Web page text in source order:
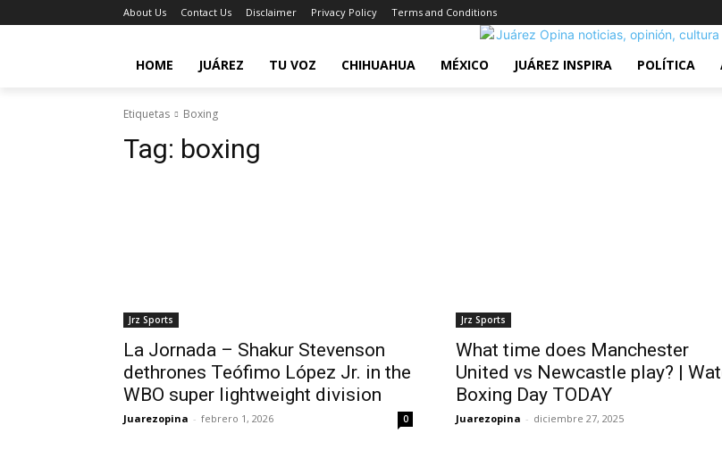
About Us Contact Us Disclaimer Privacy Policy Terms and Conditions
HOME JUÁREZ TU VOZ CHIHUAHUA MÉXICO JUÁREZ INSPIRA POLÍTICA
Etiquetas Boxing
Tag: boxing
Jrz Sports
La Jornada – Shakur Stevenson
dethrones Teófimo López Jr. in the
WBO super lightweight division
Juarezopina - febrero 1, 2026 0
Jrz Sports
What time does Manchester
United vs Newcastle play? |
Boxing Day TODAY
Juarezopina - diciembre 27, 2025